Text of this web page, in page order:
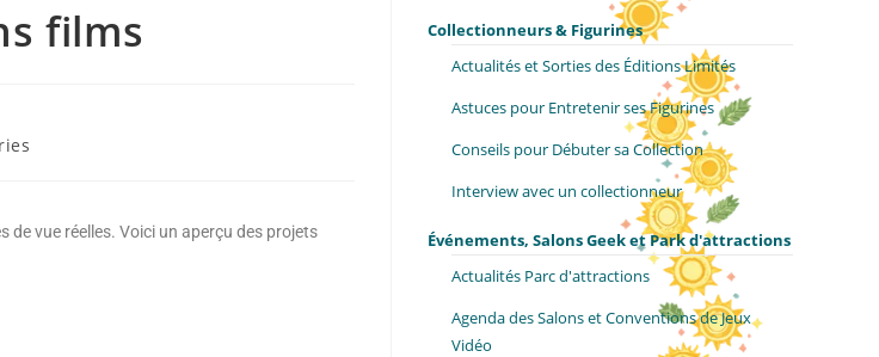
films
de vue réelles. Voici un aperçu des projets
Collectionneurs & Figurines
Actualités et Sorties des Éditions Limités
Astuces pour Entretenir ses Figurines
Conseils pour Débuter sa Collection
Interview avec un collectionneur
Événements, Salons Geek et Park d'attractions
Actualités Parc d'attractions
Agenda des Salons et Conventions de Jeux
Vidéo